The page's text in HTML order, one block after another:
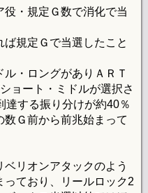
役・規定Ｇ数で消化で当
規定Ｇで当選したこと
・ロングがありＡＲＴ
ョート・ミドルが選択さ
達する振り分けが約40％
Ｇ前から前兆始まって
リオンアタックのよう
ており、リールロック2